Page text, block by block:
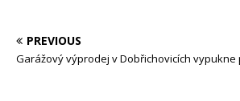
PREVIOUS
Garážový výprodej v Dobřichovicích vypukne